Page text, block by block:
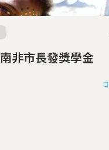
處女限定 南非市長發獎學金